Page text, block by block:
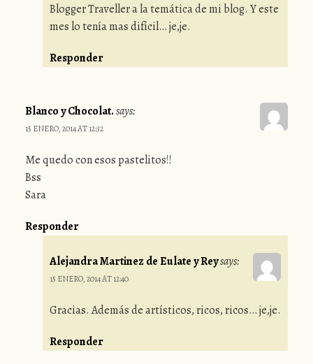
Blogger Traveller a la temática de mi blog. Y este
mes lo tenía mas difícil… je,je.
Responder
Blanco y Chocolat.says:
15 ENERO, 2014 AT 12:32
Me quedo con esos pastelitos!!
Bss
Sara
Responder
Alejandra Martinez de Eulate y Reysays:
15 ENERO, 2014 AT 12:40
Gracias. Además de artísticos, ricos, ricos… je,je.
Responder